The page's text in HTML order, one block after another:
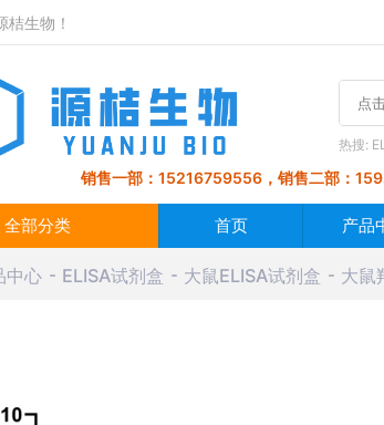
桔生物！
热搜:
销售一部：15216759556，销售二部：
全部分类 首页 产品
中心 ELISA试剂盒 大鼠ELISA试剂盒 大鼠